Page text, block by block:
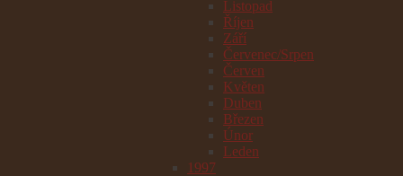
Listopad
Říjen
Září
Červenec/Srpen
Červen
Květen
Duben
Březen
Únor
Leden
1997